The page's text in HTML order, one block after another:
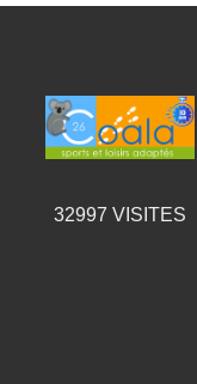
32997 VISITES